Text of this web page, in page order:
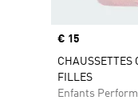
Prix
€ 15
CHAUSSETTES
FILLES
Enfants